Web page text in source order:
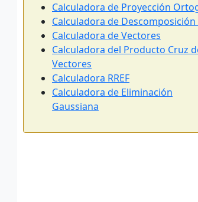
Calculadora de Proyección
Calculadora de Descomposición
Calculadora de Vectores
Calculadora del Producto Cruz
Vectores
Calculadora RREF
Calculadora de Eliminación
Gaussiana